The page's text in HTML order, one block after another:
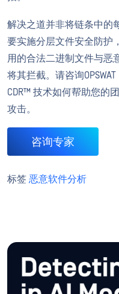
解决之道并非将链条中的
要实施分层文件安全防护
用的合法二进制文件与恶
将其拦截。请咨询
CDR™ 技术如何帮助您的
攻击。
咨询专家
标签 恶意软件分析